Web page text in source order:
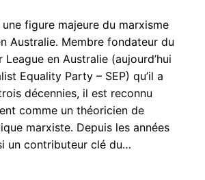
figure majeure du marxisme
Australie. Membre fondateur du
en Australie (aujourd’hui
Equality Party – SEP) qu’il a
décennies, il est reconnu
comme un théoricien de
marxiste. Depuis les années
un contributeur clé du…